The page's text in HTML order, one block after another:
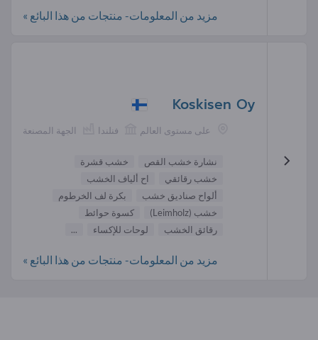
مزيد من المعلومات- منتجات من هذا البائع »
Koskisen Oy
الجهة المصنعة فنلندا على مستوى العالم
نشارة خشب القص
خشب قشرة
خشب رقائقي
اح ألياف الخشب
ألواح صناديق خشب
بكرة لف الخرطوم
خشب (Leimholz)
كسوة حوائط
رقائق الخشب
لوحات للإكساء ...
مزيد من المعلومات- منتجات من هذا البائع »